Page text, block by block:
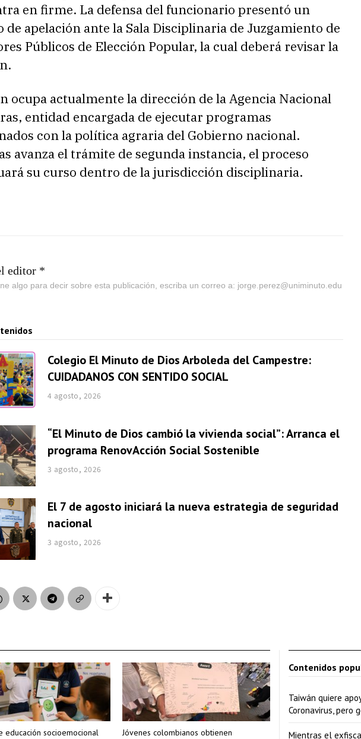
en firme. La defensa del funcionario presentó un
de apelación ante la Sala Disciplinaria de Juzgamiento de
Públicos de Elección Popular, la cual deberá revisar la
ocupa actualmente la dirección de la Agencia Nacional
entidad encargada de ejecutar programas
con la política agraria del Gobierno nacional.
avanza el trámite de segunda instancia, el proceso
su curso dentro de la jurisdicción disciplinaria.
editor *
algo para decir sobre esta publicación, escriba un correo a: jorge.perez@uniminuto.edu
Colegio El Minuto de Dios Arboleda del Campestre:
CUIDADANOS CON SENTIDO SOCIAL
4 agosto, 2026
“El Minuto de Dios cambió la vivienda social”: Arranca el
programa RenovAcción Social Sostenible
3 agosto, 2026
El 7 de agosto iniciará la nueva estrategia de seguridad
nacional
3 agosto, 2026
educación socioemocional
Jóvenes colombianos obtienen
Contenidos
Taiwán quiere
Coronavirus, pero
Mientras el